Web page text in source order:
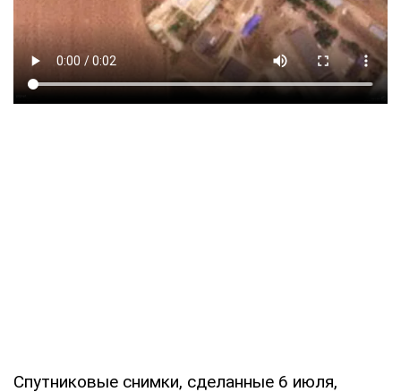
Спутниковые снимки, сделанные 6 июля,